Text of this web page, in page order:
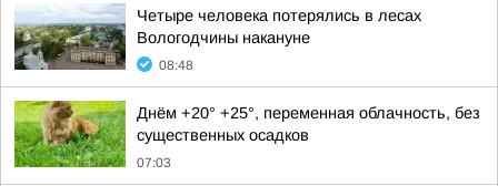
Четыре человека потерялись в лесах
Вологодчины накануне
08:48
Днём +20° +25°, переменная облачность, без
существенных осадков
07:03